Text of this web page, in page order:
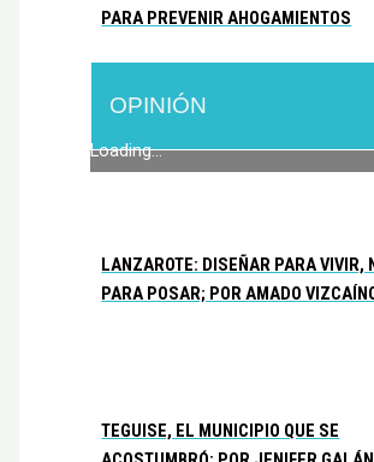
PARA PREVENIR AHOGAMIENTOS
OPINIÓN
Loading...
LANZAROTE: DISEÑAR PARA VIVIR,
PARA POSAR; POR AMADO
TEGUISE, EL MUNICIPIO QUE SE